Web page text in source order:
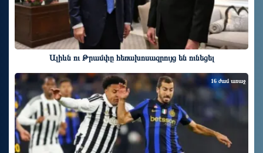
Ալիևն ու Թրամփը հեռախոսազրույց են ունեցել
16 ժամ առաջ